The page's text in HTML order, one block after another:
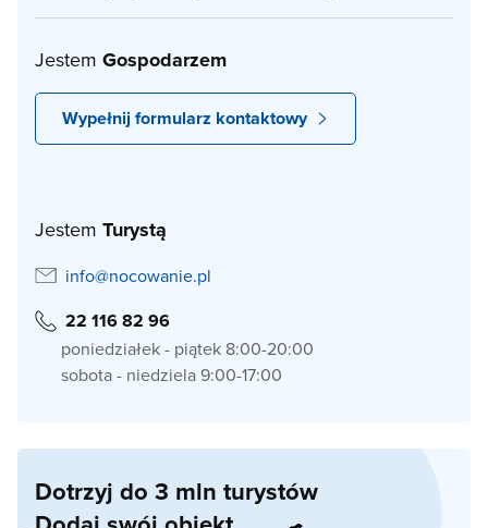
Jestem Gospodarzem
Wypełnij formularz kontaktowy
Jestem Turystą
info@nocowanie.pl
22 116 82 96
poniedziałek - piątek 8:00-20:00
sobota - niedziela 9:00-17:00
Dotrzyj do 3 mln turystów